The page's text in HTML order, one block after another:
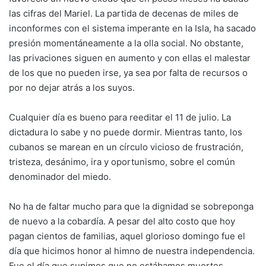
las cifras del Mariel. La partida de decenas de miles de
inconformes con el sistema imperante en la Isla, ha sacado
presión momentáneamente a la olla social. No obstante,
las privaciones siguen en aumento y con ellas el malestar
de los que no pueden irse, ya sea por falta de recursos o
por no dejar atrás a los suyos.
Cualquier día es bueno para reeditar el 11 de julio. La
dictadura lo sabe y no puede dormir. Mientras tanto, los
cubanos se marean en un círculo vicioso de frustración,
tristeza, desánimo, ira y oportunismo, sobre el común
denominador del miedo.
No ha de faltar mucho para que la dignidad se sobreponga
de nuevo a la cobardía. A pesar del alto costo que hoy
pagan cientos de familias, aquel glorioso domingo fue el
día que hicimos honor al himno de nuestra independencia.